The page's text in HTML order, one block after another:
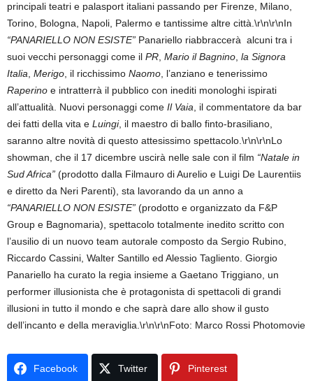
principali teatri e palasport italiani passando per Firenze, Milano,
Torino, Bologna, Napoli, Palermo e tantissime altre città.\r\n\r\nIn
“PANARIELLO NON ESISTE” Panariello riabbraccerà alcuni tra i
suoi vecchi personaggi come il PR Mario il Bagnino la Signora
Italia Merigo , il ricchissimo Naomo , l’anziano e tenerissimo
Raperino e intratterrà il pubblico con inediti monologhi ispirati
all’attualità. Nuovi personaggi come Il Vaia , il commentatore da bar
dei fatti della vita e Luingi, il maestro di ballo finto-brasiliano,
saranno altre novità di questo attesissimo spettacolo.\r\n\r\nLo
showman, che il 17 dicembre uscirà nelle sale con il film “Natale in
Sud Africa” (prodotto dalla Filmauro di Aurelio e Luigi De Laurentiis
e diretto da Neri Parenti), sta lavorando da un anno a
“PANARIELLO NON ESISTE” (prodotto e organizzato da F&P
Group e Bagnomaria), spettacolo totalmente inedito scritto con
l’ausilio di un nuovo team autorale composto da Sergio Rubino,
Riccardo Cassini, Walter Santillo ed Alessio Tagliento. Giorgio
Panariello ha curato la regia insieme a Gaetano Triggiano, un
performer illusionista che è protagonista di spettacoli di grandi
illusioni in tutto il mondo e che saprà dare allo show il gusto
dell’incanto e della meraviglia.\r\n\r\nFoto: Marco Rossi Photomovie
Facebook Twitter Pinterest